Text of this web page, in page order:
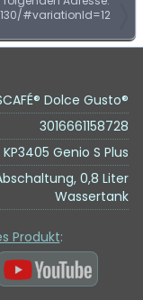
#variationId=12
Dolce Gusto®
3016661158728
Genio S Plus
0,8 Liter
Wassertank
Produkt: